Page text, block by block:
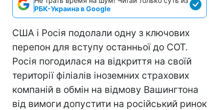
РБК-Украина в Google
США і Росія подолали одну з ключових
перепон для вступу останньої до СОТ.
Росія погодилася на відкриття на своїй
території філіалів іноземних страхових
компаній в обмін на відмову Вашингтона
від вимоги допустити на російський ринок